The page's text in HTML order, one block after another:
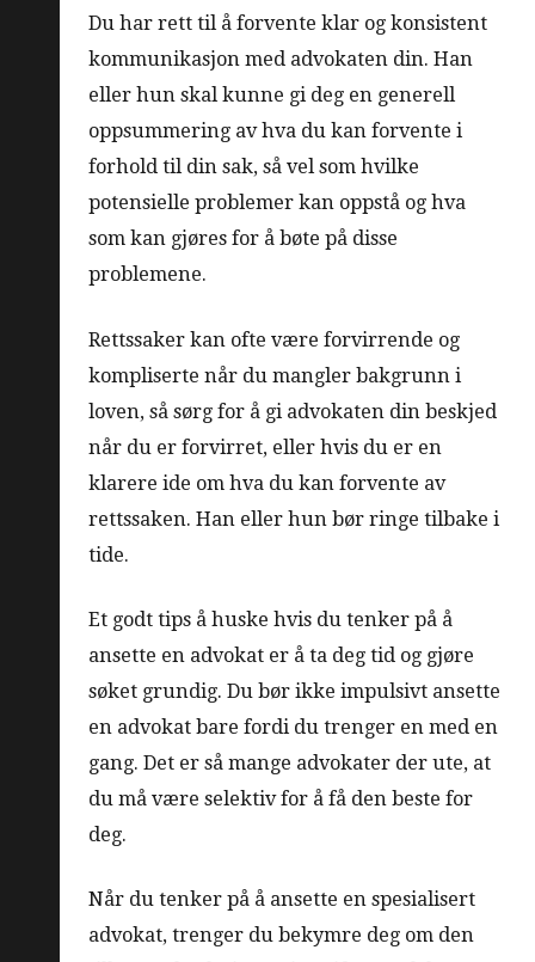
Du har rett til å forvente klar og konsistent
kommunikasjon med advokaten din. Han
eller hun skal kunne gi deg en generell
oppsummering av hva du kan forvente i
forhold til din sak, så vel som hvilke
potensielle problemer kan oppstå og hva
som kan gjøres for å bøte på disse
problemene.
Rettssaker kan ofte være forvirrende og
kompliserte når du mangler bakgrunn i
loven, så sørg for å gi advokaten din beskjed
når du er forvirret, eller hvis du er en
klarere ide om hva du kan forvente av
rettssaken. Han eller hun bør ringe tilbake i
tide.
Et godt tips å huske hvis du tenker på å
ansette en advokat er å ta deg tid og gjøre
søket grundig. Du bør ikke impulsivt ansette
en advokat bare fordi du trenger en med en
gang. Det er så mange advokater der ute, at
du må være selektiv for å få den beste for
deg.
Når du tenker på å ansette en spesialisert
advokat, trenger du bekymre deg om den